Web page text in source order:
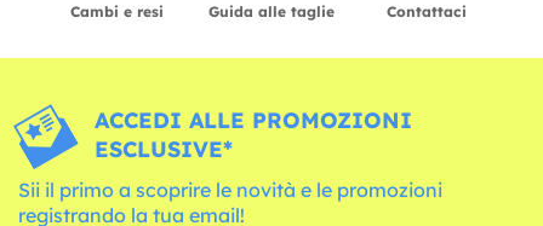
Cambi e resi Guida alle taglie Contattaci
ACCEDI ALLE PROMOZIONI
ESCLUSIVE*
Sii il primo a scoprire le novità e le promozioni
registrando la tua email!